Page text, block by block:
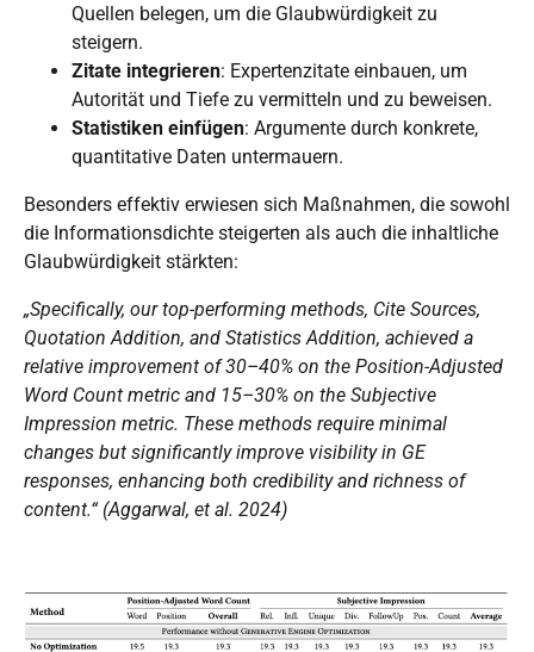
Quellen belegen, um die Glaubwürdigkeit zu
steigern.
Zitate integrieren: Expertenzitate einbauen, um
Autorität und Tiefe zu vermitteln und zu beweisen.
Statistiken einfügen: Argumente durch konkrete,
quantitative Daten untermauern.
Besonders effektiv erwiesen sich Maßnahmen, die sowohl
die Informationsdichte steigerten als auch die inhaltliche
Glaubwürdigkeit stärkten:
„Specifically, our top-performing methods, Cite Sources,
Quotation Addition, and Statistics Addition, achieved a
relative improvement of 30–40% on the Position-Adjusted
Word Count metric and 15–30% on the Subjective
Impression metric. These methods require minimal
changes but significantly improve visibility in GE
responses, enhancing both credibility and richness of
content.“ (Aggarwal, et al. 2024)